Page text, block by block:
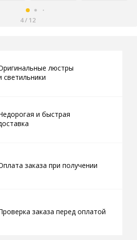
4/ 12
люстры
светильники
и быстрая
заказа при получении
заказа перед оплатой